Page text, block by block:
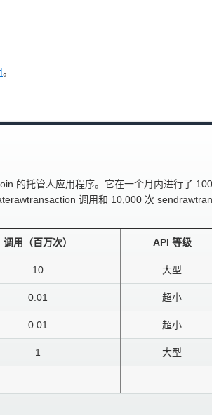
。
的托管人应用程序。它在一个月内进行了
调用和 10,000 次
调用（百万次） API 等级
10 大型
0.01 超小
0.01 超小
1 大型